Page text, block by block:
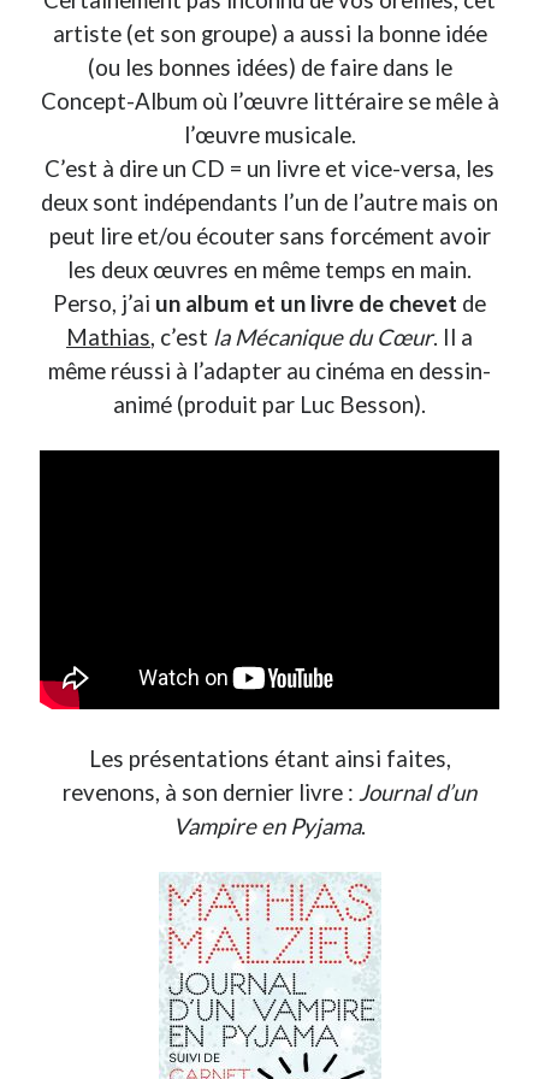
On parle de quoi ?
A Lyon
Coup de coeur
Geek
Green
Humeur
Lectures
Lyon
Non classé
Tavukoi
Vidéos
artiste (et son groupe) a aussi la bonne idée
(ou les bonnes idées) de faire dans le
Concept-Album où l’œuvre littéraire se mêle à
l’œuvre musicale.
C’est à dire un CD = un livre et vice-versa, les
deux sont indépendants l’un de l’autre mais on
peut lire et/ou écouter sans forcément avoir
les deux œuvres en même temps en main.
Perso, j’ai un album et un livre de chevet de
Mathias, c’est la Mécanique du Cœur. Il a
même réussi à l’adapter au cinéma en dessin-
animé (produit par Luc Besson).
Les présentations étant ainsi faites,
revenons, à son dernier livre : Journal d’un
Vampire en Pyjama.